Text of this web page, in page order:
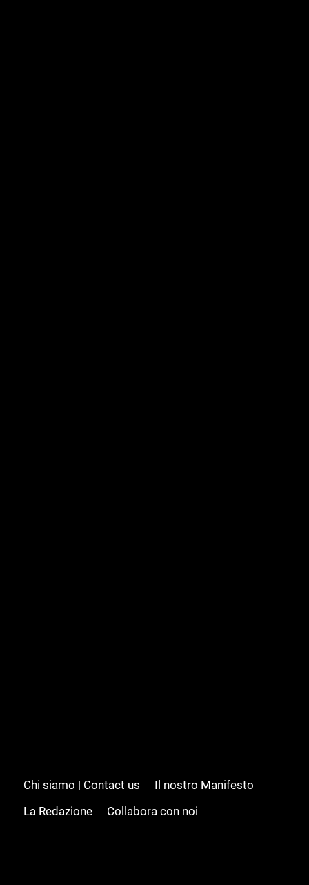
Chi siamo | Contact us
Il nostro Manifesto
La Redazione
Collabora con noi